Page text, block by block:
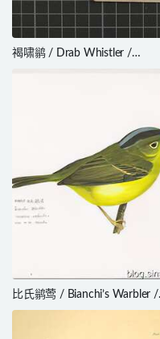
褐啸鹟 / Drab Whistler /
比氏鹟莺 / Bianchi’s Warbler /
Phylloscopus valentini